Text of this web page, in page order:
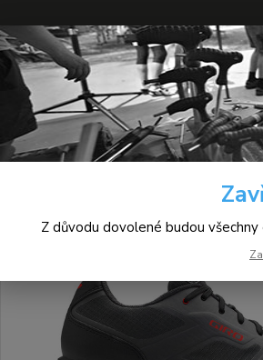
Giro Gauge W
Z důvodu dovolené budou